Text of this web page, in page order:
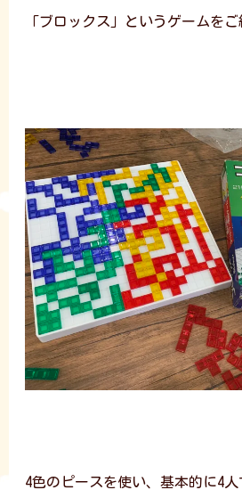
「ブロックス」というゲームを
4色のピースを使い、基本的に4